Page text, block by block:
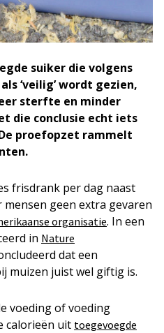
suiker die volgens
‘veilig’ wordt gezien,
sterfte en minder
die conclusie echt iets
proefopzet rammelt
frisdrank per dag naast
geen extra gevaren
organisatie. In een
in Nature
dat een
muizen juist wel giftig is.
voeding of voeding
calorieën uit toegevoegde